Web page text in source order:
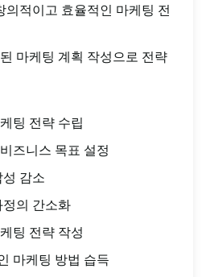
의적이고 효율적인 마케팅 전
마케팅 계획 작성으로 전략
팅 전략 수립
즈니스 목표 설정
감소
의 간소화
팅 전략 작성
마케팅 방법 습득